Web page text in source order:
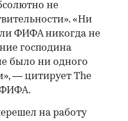
не
«Ни
ФИФА никогда не
господина
было ни одного
— цитирует The
ФИФА.
на работу